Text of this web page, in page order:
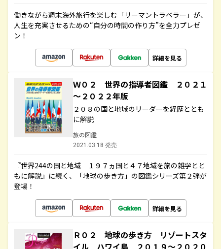
働きながら週末海外旅行を楽しむ「リーマントラベラー」が、
人生を充実させるための“自分の時間の作り方”を全力プレゼ
ン！
詳細を見る
Ｗ０２ 世界の指導者図鑑 ２０２１
～２０２２年版
２０８の国と地域のリーダーを経歴ととも
に解説
旅の図鑑
2021.03.18 発売
『世界244の国と地域 １９７ヵ国と４７地域を旅の雑学とと
もに解説』に続く、「地球の歩き方」の図鑑シリーズ第２弾が
登場！
詳細を見る
Ｒ０２ 地球の歩き方 リゾートスタ
イル ハワイ島 ２０１９～２０２０